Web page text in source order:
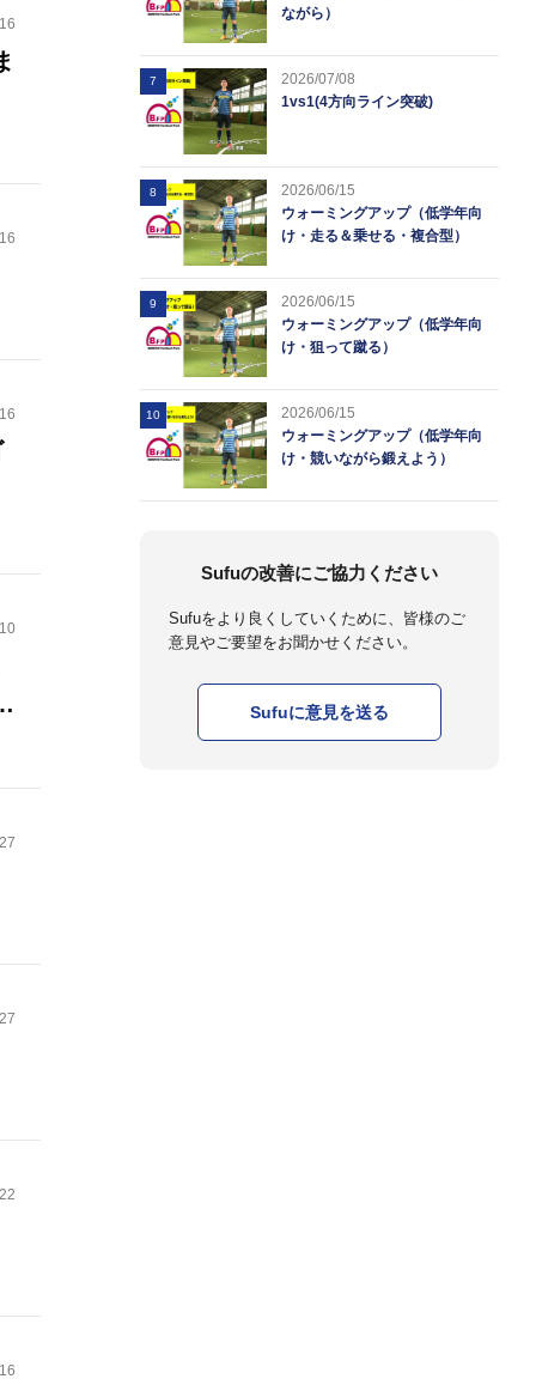
ながら）
7
2026/07/08
1vs1(4方向ライン突破)
8
2026/06/15
ウォーミングアップ（低学年向
け・走る＆乗せる・複合型）
9
2026/06/15
ウォーミングアップ（低学年向
け・狙って蹴る）
10
2026/06/15
ウォーミングアップ（低学年向
け・競いながら鍛えよう）
Sufuの改善にご協力ください
Sufuをより良くしていくために、皆様のご
意見やご要望をお聞かせください。
Sufuに意見を送る